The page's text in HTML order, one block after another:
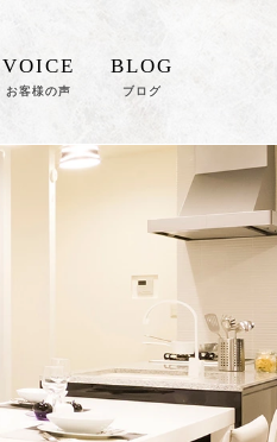
VOICE
お客様の声
BLOG
ブログ